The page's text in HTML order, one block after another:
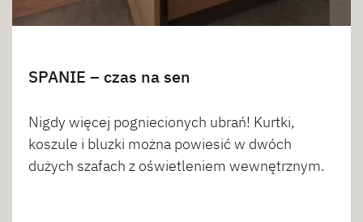
SPANIE – czas na sen
Nigdy więcej pogniecionych ubrań! Kurtki,
koszule i bluzki można powiesić w dwóch
dużych szafach z oświetleniem wewnętrznym.